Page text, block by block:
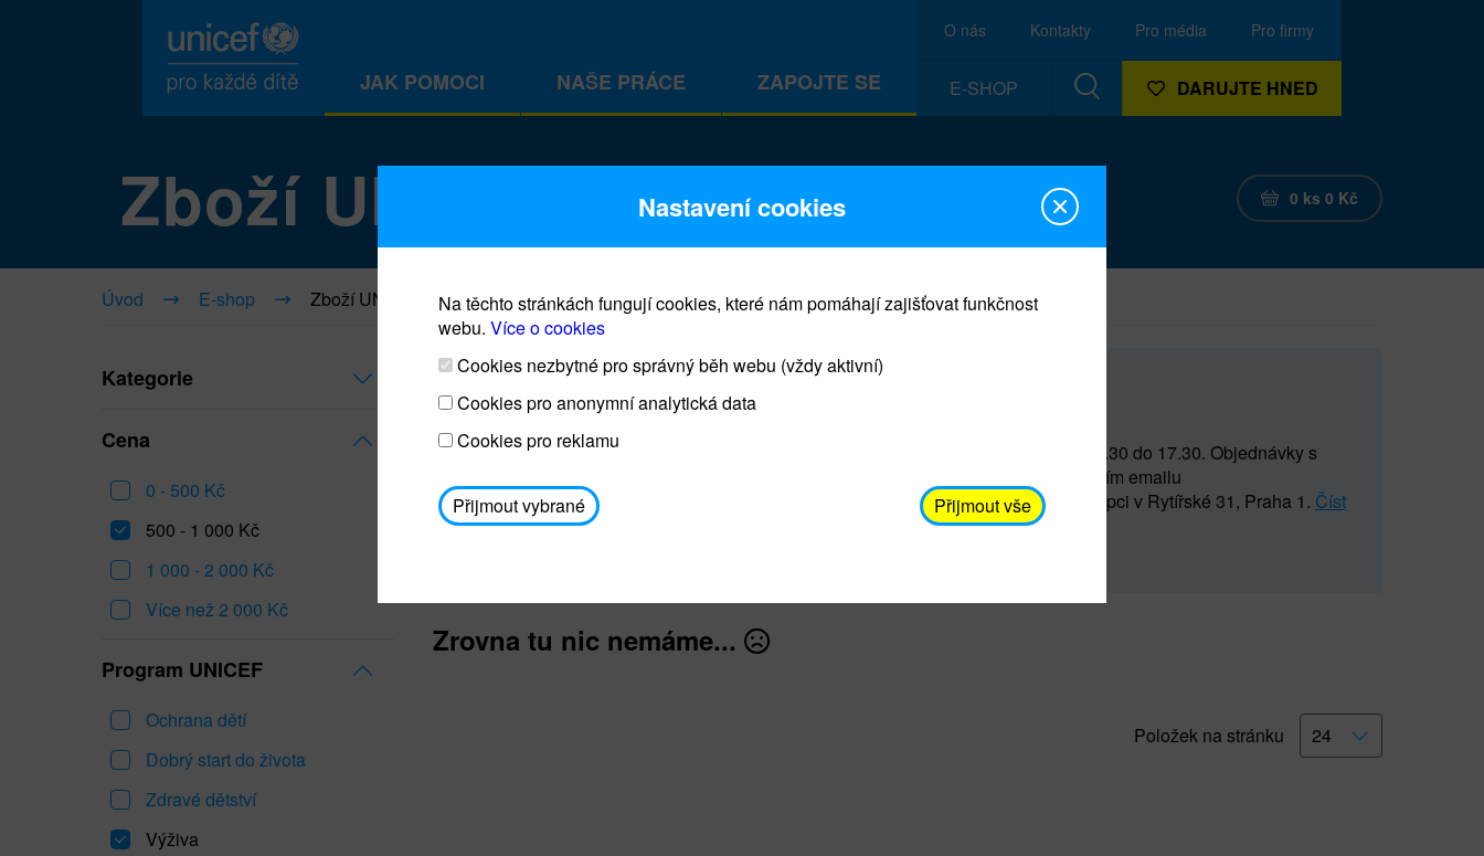
JAK POMOCI NAŠE PRÁCE ZAPOJTE SE
O nás Kontakty Pro média Pro firmy
E-SHOP DARUJTE HNED
Zboží UNICEF 0 ks 0 Kč
Úvod E-shop Zboží UNICEF
Kategorie
Cena
0 - 500 Kč
500 - 1 000 Kč
1 000 - 2 000 Kč
Více než 2 000 Kč
Program UNICEF
Ochrana dětí
Dobrý start do života
Zdravé dětství
Výživa
Prodej blahopřání a dárků UNICEF
Prodejna UNICEF bude otevřena každý čtvrtek o 11 do 15 a od 15.30 do 17.30. Objednávky s
osobním odběrem je možné vyzvednout po domluvě (prostřednictvím emailu
avodickova@unicef.cz nebo telefonním čísle 606 655 547) na recepci v Rytířské 31, Praha 1. Číst
dále
Zrovna tu nic nemáme...
Položek na stránku
Nastavení cookies
Na těchto stránkách fungují cookies, které nám pomáhají zajišťovat funkčnost
webu. Více o cookies
Cookies nezbytné pro správný běh webu (vždy aktivní)
Cookies pro anonymní analytická data
Cookies pro reklamu
Přijmout vybrané Přijmout vše